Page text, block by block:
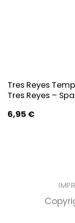
Tres Reyes
Tres Reyes –
6,95 €